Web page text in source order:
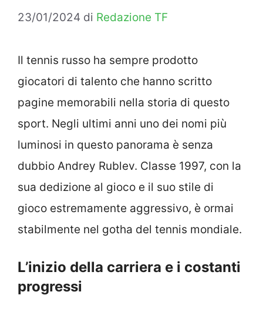
23/01/2024 di Redazione TF
Il tennis russo ha sempre prodotto
giocatori di talento che hanno scritto
pagine memorabili nella storia di questo
sport. Negli ultimi anni uno dei nomi più
luminosi in questo panorama è senza
dubbio Andrey Rublev. Classe 1997, con la
sua dedizione al gioco e il suo stile di
gioco estremamente aggressivo, è ormai
stabilmente nel gotha del tennis mondiale.
L’inizio della carriera e i costanti
progressi